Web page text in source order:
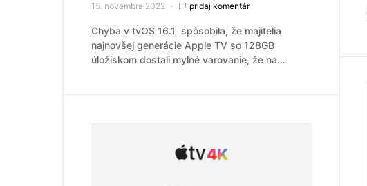
15. novembra 2022 pridaj komentár
Chyba v tvOS 16.1 spôsobila, že majitelia
najnovšej generácie Apple TV so 128GB
úložiskom dostali mylné varovanie, že na…